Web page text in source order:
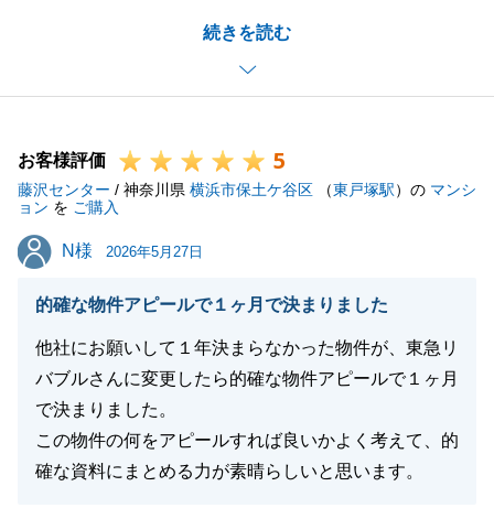
続きを読む
閉じる
お客様評価 5
藤沢センター / 神奈川県 横浜市保土ケ谷区 （東戸塚駅）の マンシ
ョン を ご購入
N様
N様 2026年5月27日
的確な物件アピールで１ヶ月で決まりました
他社にお願いして１年決まらなかった物件が、東急リ
バブルさんに変更したら的確な物件アピールで１ヶ月
で決まりました。
この物件の何をアピールすれば良いかよく考えて、的
確な資料にまとめる力が素晴らしいと思います。